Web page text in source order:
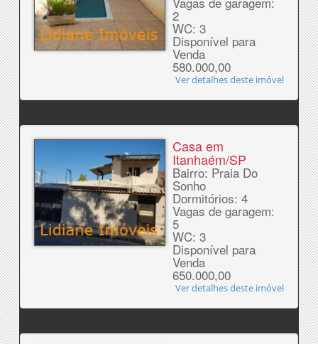
2
WC: 3
Disponível para
Venda
580.000,00
Ver detalhes deste imóvel
Casa em
Itanhaém/SP
Bairro: Praia Do
Sonho
Dormitórios: 4
Vagas de garagem:
5
WC: 3
Disponível para
Venda
650.000,00
Ver detalhes deste imóvel